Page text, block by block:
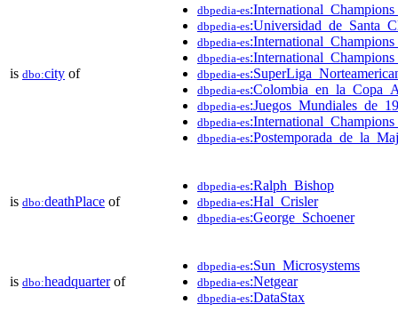
is dbo:city of
dbpedia-es
dbpedia-es
dbpedia-es
dbpedia-es
dbpedia-es
dbpedia-es
dbpedia-es
dbpedia-es
dbpedia-es
is dbo:deathPlace of
dbpedia-es:Ralph_Bishop
dbpedia-es:Hal_Crisler
dbpedia-es:George_Schoener
is dbo:headquarterof
dbpedia-es:Sun_Microsystems
dbpedia-es:Netgear
dbpedia-es:DataStax